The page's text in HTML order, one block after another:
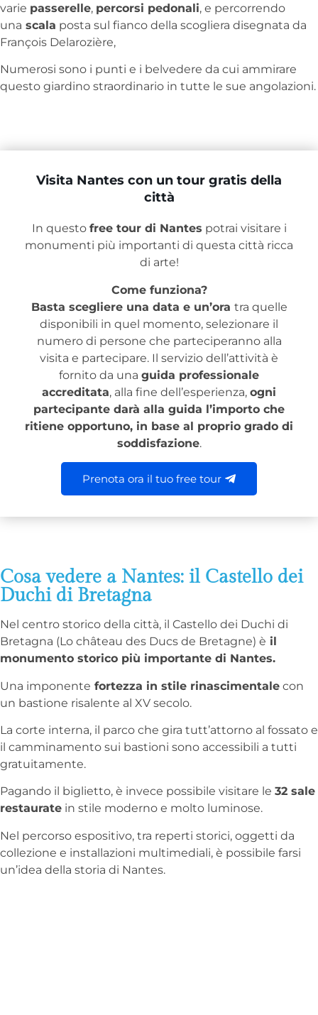
varie passerelle, percorsi pedonali, e percorrendo
una scala posta sul fianco della scogliera disegnata da
François Delarozière,
Numerosi sono i punti e i belvedere da cui ammirare
questo giardino straordinario in tutte le sue angolazioni.
Visita Nantes con un tour gratis della
città
In questo free tour di Nantes potrai visitare i
monumenti più importanti di questa città ricca
di arte!
Come funziona?
Basta scegliere una data e un’ora tra quelle
disponibili in quel momento, selezionare il
numero di persone che parteciperanno alla
visita e partecipare. Il servizio dell’attività è
fornito da una guida professionale
accreditata, alla fine dell’esperienza, ogni
partecipante darà alla guida l’importo che
ritiene opportuno, in base al proprio grado di
soddisfazione.
Prenota ora il tuo free tour
Cosa vedere a Nantes: il Castello dei
Duchi di Bretagna
Nel centro storico della città, il Castello dei Duchi di
Bretagna (Lo château des Ducs de Bretagne) è il
monumento storico più importante di Nantes.
Una imponente fortezza in stile rinascimentale con
un bastione risalente al XV secolo.
La corte interna, il parco che gira tutt’attorno al fossato e
il camminamento sui bastioni sono accessibili a tutti
gratuitamente.
Pagando il biglietto, è invece possibile visitare le 32 sale
restaurate in stile moderno e molto luminose.
Nel percorso espositivo, tra reperti storici, oggetti da
collezione e installazioni multimediali, è possibile farsi
un’idea della storia di Nantes.